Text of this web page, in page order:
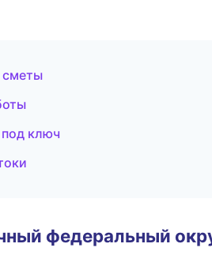
сметы
ключ
федеральный